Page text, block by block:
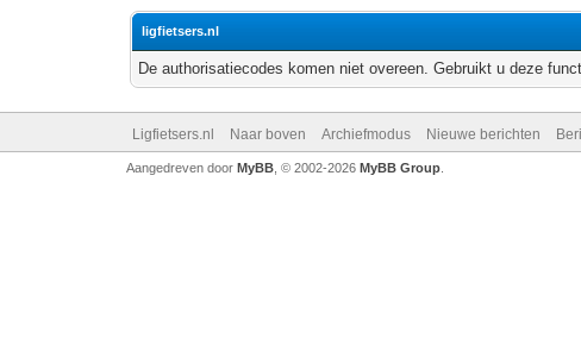
ligfietsers.nl
De authorisatiecodes komen niet overeen. Gebruikt u deze
Ligfietsers.nl Naar boven Archiefmodus Nieuwe berichten
Aangedreven door MyBB, © 2002-2026 MyBB Group.